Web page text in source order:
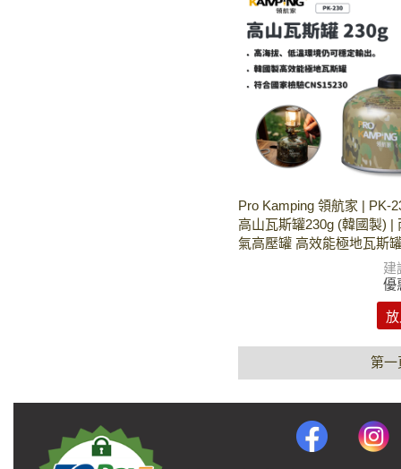
Pro Kamping 領航家 | PK-
高山瓦斯罐230g (韓國製) |
氣高壓罐 高效能極地瓦斯
建
優
第一